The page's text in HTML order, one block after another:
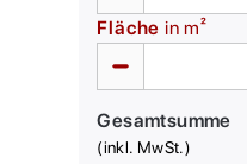
Fläche in m²
Gesamtsumme
(inkl. MwSt.)